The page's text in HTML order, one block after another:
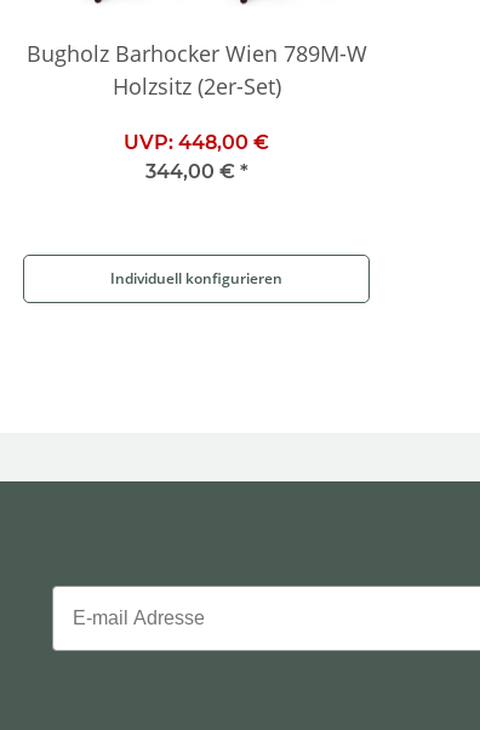
Bugholz Barhocker Wien 789M-W
Holzsitz (2er-Set)
UVP: 448,00 €
344,00 € *
Individuell konfigurieren
Email